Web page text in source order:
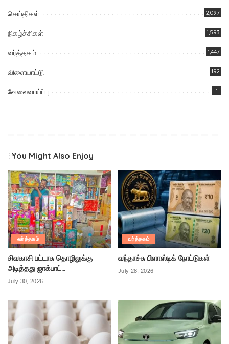
செய்திகள் 2,097
நிகழ்ச்சிகள் 1,593
வர்த்தகம் 1,447
விளையாட்டு 192
வேலைவாய்ப்பு 1
You Might Also Enjoy
வர்த்தகம்
சிவகாசி பட்டாசு தொழிலுக்கு
அடித்தது ஜாக்பாட்…
July 30, 2026
வர்த்தகம்
வந்தாச்சு பிளாஸ்டிக் நோட்டுகள்
July 28, 2026